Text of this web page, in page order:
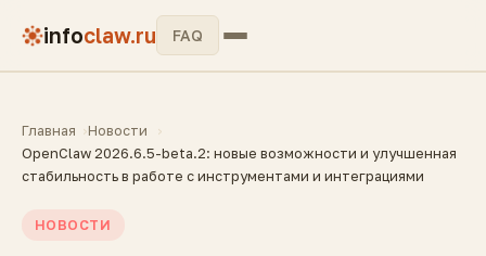
infoclaw.ru FAQ
Главная
Новости
OpenClaw 2026.6.5-beta.2: новые возможности и улучшенная
стабильность в работе с инструментами и интеграциями
НОВОСТИ